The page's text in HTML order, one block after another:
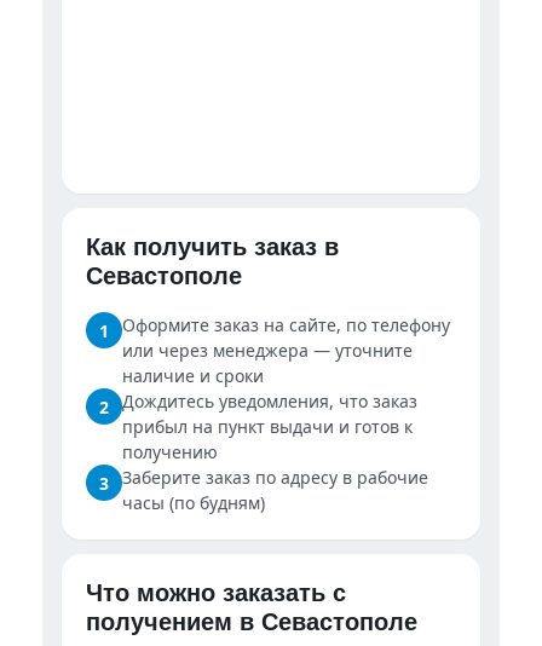
Как получить заказ в
Севастополе
1
Оформите заказ на сайте, по телефону
или через менеджера — уточните
наличие и сроки
2 Дождитесь уведомления, что заказ
прибыл на пункт выдачи и готов к
получению
3 Заберите заказ по адресу в рабочие
часы (по будням)
Что можно заказать с
получением в Севастополе